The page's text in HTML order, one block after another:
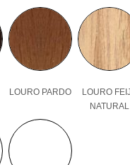
LOURO PARDO
LOURO
NATURAL